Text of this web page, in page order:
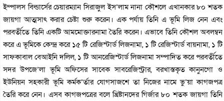
ইম্পালস বিল্ডার্সের চেয়ারম্যান সিরাজুল ইস’লাম নানা কৌশলে এখানকার ৮০ শতক
জায়গা আত্মসাৎ করার চেষ্টা শুরু করেন। এক পর্যায় তিনি এ ভূমি লিজ নেন এবং
পরবর্তীতে তিনি একটি আমমোক্তারনামা তৈরি করেন। এভাবে তিনি কৌশল অবলম্বন
করে এ ভূমিকে কেন্দ্র করে ১৫ টি রেজিস্টার্ড লিজনামা, ১ টি রেজিস্টার্ড বায়নামা, ১ টি
সাফকাবাল বেআইনি দলিল, ১ টি আনরেজিস্টার্ড লিজনামা সম্পাদিত করে পরবর্তীতে
সদর উপজে’লা ভূমি অফিসের সাবেক সাবরেজিস্ট্রার, বরখাস্তকৃত কানুনগো ও
ইউনিয়ন সহকারী ভূমি কর্মক’র্তার যোগসাজশে তা নিজের নামে ভু’য়া কাগজপত্র
তৈরি করে নেন। এসব কাগজপত্রের বলে খ্রিষ্টানদের গির্জার ৮০ শতক জায়গা তিনি